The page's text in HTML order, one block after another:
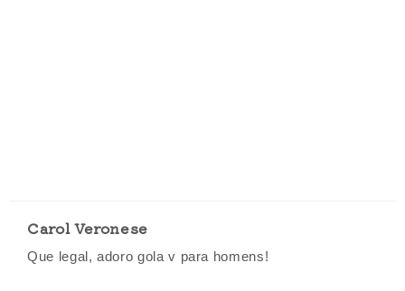
Carol Veronese
Que legal, adoro gola v para homens!